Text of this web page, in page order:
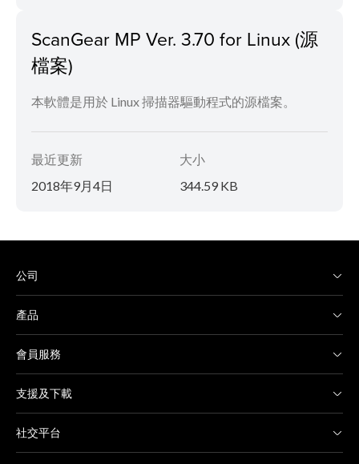
ScanGear MP Ver. 3.70 for Linux (源
檔案)
本軟體是用於 Linux 掃描器驅動程式的源檔案。
最近更新
2018年9月4日
大小
344.59 KB
公司
產品
會員服務
支援及下載
社交平台